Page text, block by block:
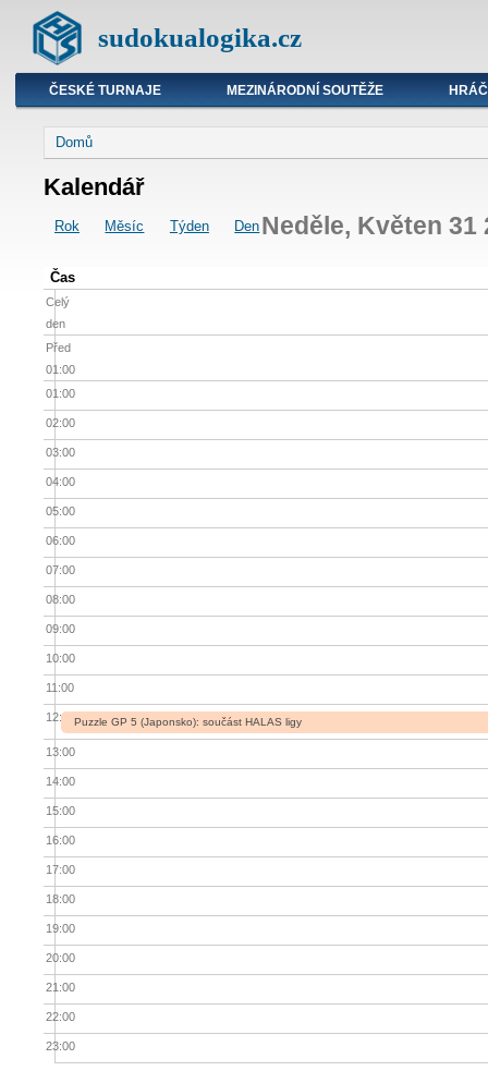
sudokualogika.cz
ČESKÉ TURNAJE MEZINÁRODNÍ SOUTĚŽE
Domů
Kalendář
Rok Měsíc Týden Den Neděle, Květen 31
Čas
Celý
den
Před
01:00
01:00
02:00
03:00
04:00
05:00
06:00
07:00
08:00
09:00
10:00
11:00
12:00Puzzle GP 5 (Japonsko): součást HALAS ligy
13:00
14:00
15:00
16:00
17:00
18:00
19:00
20:00
21:00
22:00
23:00